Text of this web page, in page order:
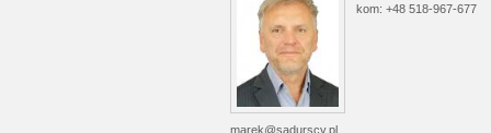
kom: +48 518-967-677
marek@sadurscy.pl